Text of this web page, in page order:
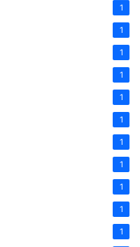
1
1
1
1
1
1
1
1
1
1
1